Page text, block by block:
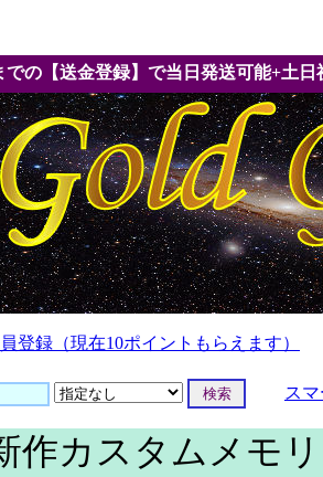
での【送金登録】で当日発送可能+土日
登録（現在10ポイントもらえます）
ス
作カスタムメモ